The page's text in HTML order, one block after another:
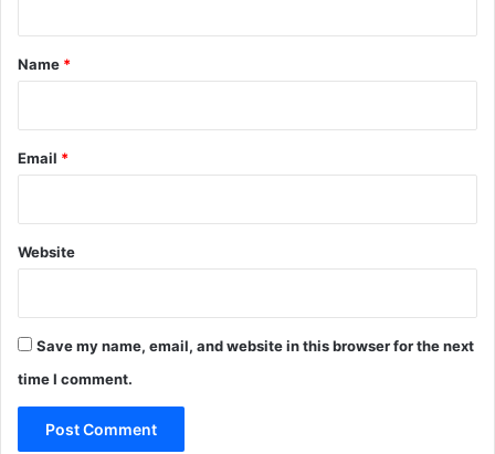
*
Name *
Email *
Website
Save my name, email, and website in this browser for the next
time I comment.